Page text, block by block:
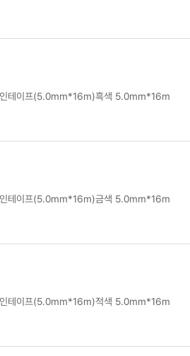
인테이프(5.0mm*16m)흑색 5.0mm*16m
인테이프(5.0mm*16m)금색 5.0mm*16m
인테이프(5.0mm*16m)적색 5.0mm*16m